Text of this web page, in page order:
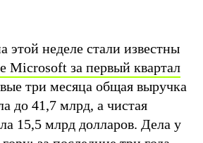
неделе стали известны
Microsoft за первый квартал
три месяца общая выручка
до 41,7 млрд, а чистая
15,5 млрд долларов. Дела у